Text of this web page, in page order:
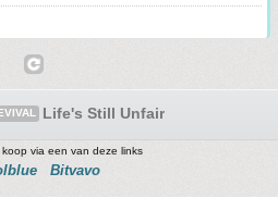
Life's Still Unfair
via een van deze links
Bitvavo